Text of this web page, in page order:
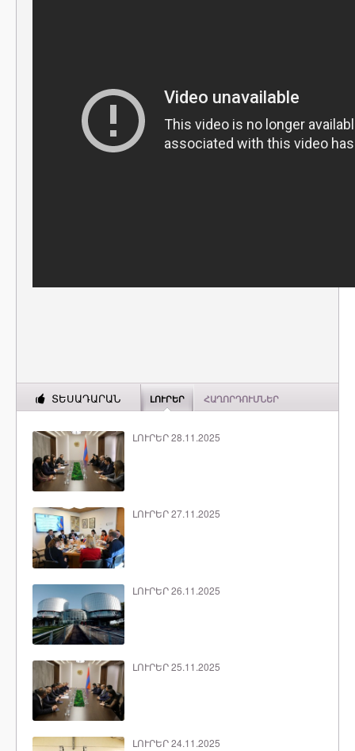
ՏԵՍԱԴԱՐԱՆ ԼՈՒՐԵՐ ՀԱՂՈՐԴՈՒՄՆԵՐ
ԼՈՒՐԵՐ 28.11.2025
ԼՈՒՐԵՐ 27.11.2025
ԼՈՒՐԵՐ 26.11.2025
ԼՈՒՐԵՐ 25.11.2025
ԼՈՒՐԵՐ 24.11.2025